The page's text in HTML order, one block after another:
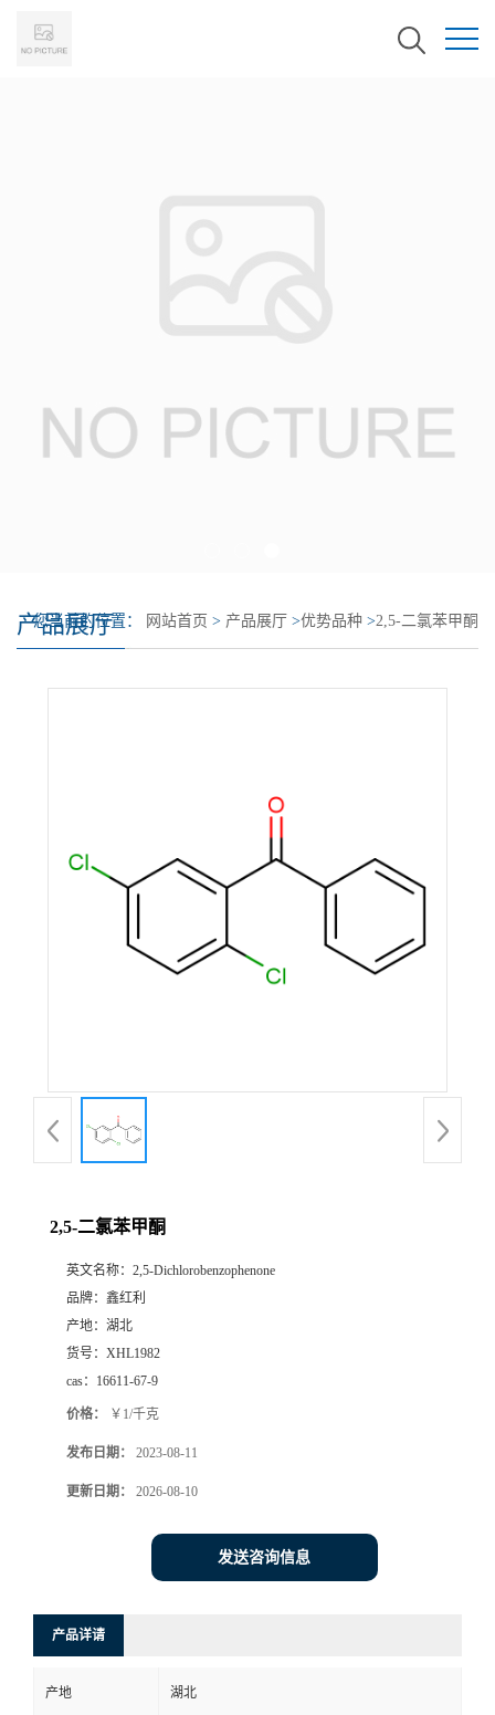
产品展厅
您当前的位置： 网站首页 > 产品展厅 >优势品种 >2,5-二氯苯甲酮
2,5-二氯苯甲酮
英文名称： 2,5-Dichlorobenzophenone
品牌： 鑫红利
产地： 湖北
货号： XHL1982
cas： 16611-67-9
价格： ￥1/千克
发布日期： 2023-08-11
更新日期： 2026-08-10
发送咨询信息
产品详请
产地 湖北